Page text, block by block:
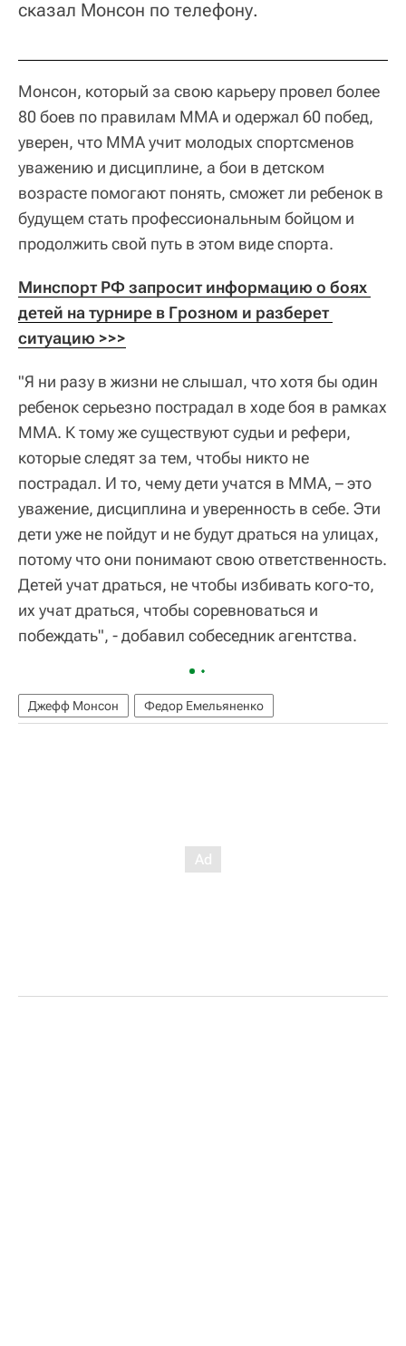
сказал Монсон по телефону.
Монсон, который за свою карьеру провел более
80 боев по правилам ММА и одержал 60 побед,
уверен, что ММА учит молодых спортсменов
уважению и дисциплине, а бои в детском
возрасте помогают понять, сможет ли ребенок в
будущем стать профессиональным бойцом и
продолжить свой путь в этом виде спорта.
Минспорт РФ запросит информацию о боях
детей на турнире в Грозном и разберет
ситуацию >>>
"Я ни разу в жизни не слышал, что хотя бы один
ребенок серьезно пострадал в ходе боя в рамках
ММА. К тому же существуют судьи и рефери,
которые следят за тем, чтобы никто не
пострадал. И то, чему дети учатся в ММА, – это
уважение, дисциплина и уверенность в себе. Эти
дети уже не пойдут и не будут драться на улицах,
потому что они понимают свою ответственность.
Детей учат драться, не чтобы избивать кого-то,
их учат драться, чтобы соревноваться и
побеждать", - добавил собеседник агентства.
Джефф Монсон Федор Емельяненко